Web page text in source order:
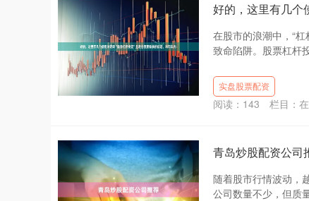
好的，这里有几个
在股市的浪潮中，“
致命陷阱。股票杠杆
实盘股票配资
阅读： 143 栏目：
青岛炒股配资公司
随着股市行情波动，
公司数量不少，但质